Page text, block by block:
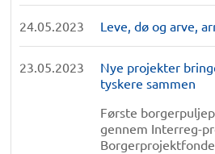
24.05.2023 Leve, dø og arve,
23.05.2023
Nye projekter
tyskere sammen
Første
gennem Interreg-